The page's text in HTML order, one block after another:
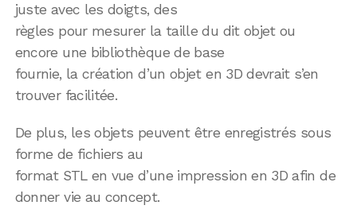
juste avec les doigts, des
règles pour mesurer la taille du dit objet ou
encore une bibliothèque de base
fournie, la création d’un objet en 3D devrait s’en
trouver facilitée.
De plus, les objets peuvent être enregistrés sous
forme de fichiers au
format STL en vue d’une impression en 3D afin de
donner vie au concept.